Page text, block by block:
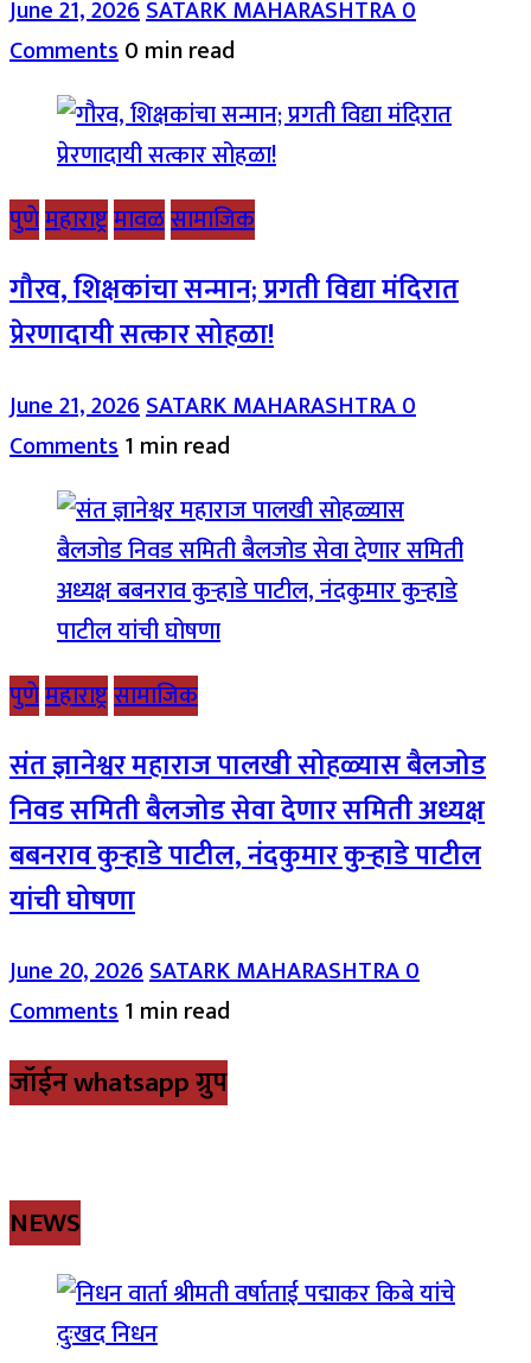
June 21, 2026SATARK MAHARASHTRA0
Comments0 min read
पुणेमहाराष्ट्रमावळसामाजिक
गौरव, शिक्षकांचा सन्मान; प्रगती विद्या मंदिरात
प्रेरणादायी सत्कार सोहळा!
June 21, 2026SATARK MAHARASHTRA0
Comments1 min read
पुणेमहाराष्ट्रसामाजिक
संत ज्ञानेश्वर महाराज पालखी सोहळ्यास बैलजोड
निवड समिती बैलजोड सेवा देणार समिती अध्यक्ष
बबनराव कुऱ्हाडे पाटील, नंदकुमार कुऱ्हाडे पाटील
यांची घोषणा
June 20, 2026SATARK MAHARASHTRA0
Comments1 min read
जॉईन whatsapp ग्रुप
NEWS